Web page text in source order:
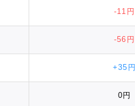
-11円
-56円
+35円
0円